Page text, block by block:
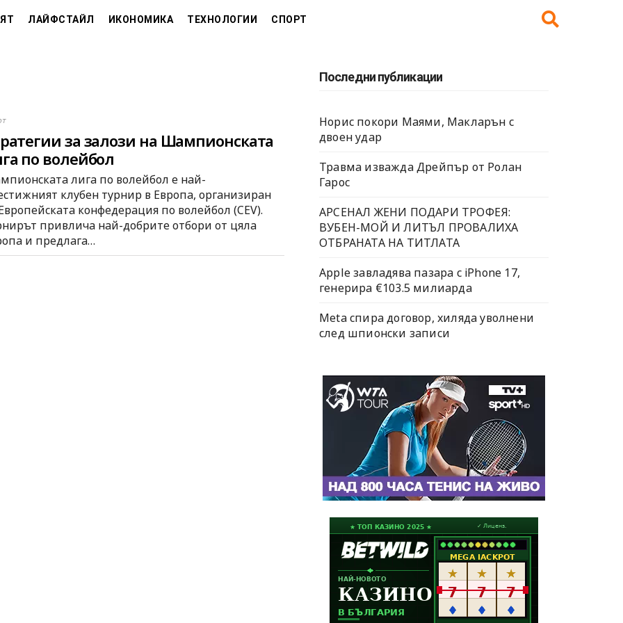
ЛАЙФСТАЙЛ ИКОНОМИКА ТЕХНОЛОГИИ СПОРТ
за залози на Шампионската
по волейбол
лига по волейбол е най-
клубен турнир в Европа, организиран
конфедерация по волейбол (CEV).
привлича най-добрите отбори от цяла
и предлага…
Последни публикации
Норис покори Маями, Макларън с
двоен удар
Травма изважда Дрейпър от Ролан
Гарос
АРСЕНАЛ ЖЕНИ ПОДАРИ ТРОФЕЯ:
ВУБЕН-МОЙ И ЛИТЪЛ ПРОВАЛИХА
ОТБРАНАТА НА ТИТЛАТА
Apple завладява пазара с iPhone 17,
генерира €103.5 милиарда
Meta спира договор, хиляда уволнени
след шпионски записи